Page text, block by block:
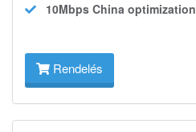
10Mbps China optimization
Rendelés